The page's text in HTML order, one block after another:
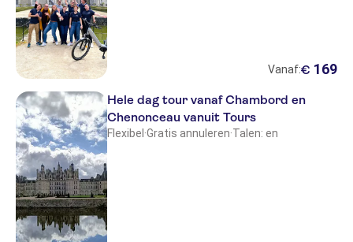
Vanaf:€ 169
Hele dag tour vanaf Chambord en
Chenonceau vanuit Tours
Flexibel ·Gratis annuleren·Talen: en